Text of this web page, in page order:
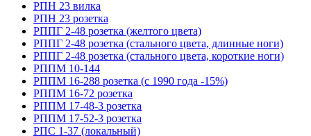
РПН 23 вилка
РПН 23 розетка
РППГ 2-48 розетка (желтого цвета)
РППГ 2-48 розетка (стального цвета, длинные ноги)
РППГ 2-48 розетка (стального цвета, короткие ноги)
РППМ 10-144
РППМ 16-288 розетка (с 1990 года -15%)
РППМ 16-72 розетка
РППМ 17-48-3 розетка
РППМ 17-52-3 розетка
РПС 1-37 (локальный)